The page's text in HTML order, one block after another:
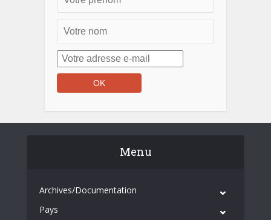
Menu
Archives/Documentation
Pays